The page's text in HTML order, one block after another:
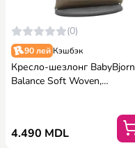
(0)
90 лей Кэшбэк
Кресло-шезлонг BabyBjorn
Balance Soft Woven,
4.490 MDL